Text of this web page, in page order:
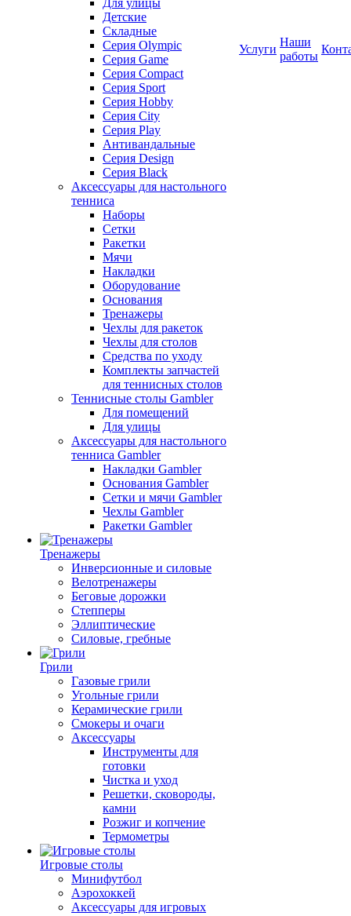
Для улицы
Детские
Складные
Серия Olympic
Серия Game
Серия Compact
Серия Sport
Серия Hobby
Серия City
Серия Play
Антивандальные
Серия Design
Серия Black
Аксессуары для настольного
тенниса
Наборы
Сетки
Ракетки
Мячи
Накладки
Оборудование
Основания
Тренажеры
Чехлы для ракеток
Чехлы для столов
Средства по уходу
Комплекты запчастей
для теннисных столов
Теннисные столы Gambler
Для помещений
Для улицы
Аксессуары для настольного
тенниса Gambler
Накладки Gambler
Основания Gambler
Сетки и мячи Gambler
Чехлы Gambler
Ракетки Gambler
Тренажеры
Инверсионные и силовые
Велотренажеры
Беговые дорожки
Степперы
Эллиптические
Силовые, гребные
Грили
Газовые грили
Угольные грили
Керамические грили
Смокеры и очаги
Аксессуары
Инструменты для
готовки
Чистка и уход
Решетки, сковороды,
камни
Розжиг и копчение
Термометры
Игровые столы
Минифутбол
Аэрохоккей
Аксессуары для игровых
Услуги
Наши
работы